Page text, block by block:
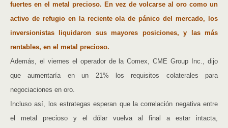
fuertes en el metal precioso. En vez de volcarse al oro como un
activo de refugio en la reciente ola de pánico del mercado, los
inversionistas liquidaron sus mayores posiciones, y las más
rentables, en el metal precioso.
Además, el viernes el operador de la Comex, CME Group Inc., dijo
que aumentaría en un 21% los requisitos colaterales para
negociaciones en oro.
Incluso así, los estrategas esperan que la correlación negativa entre
el metal precioso y el dólar vuelva al final a estar intacta,